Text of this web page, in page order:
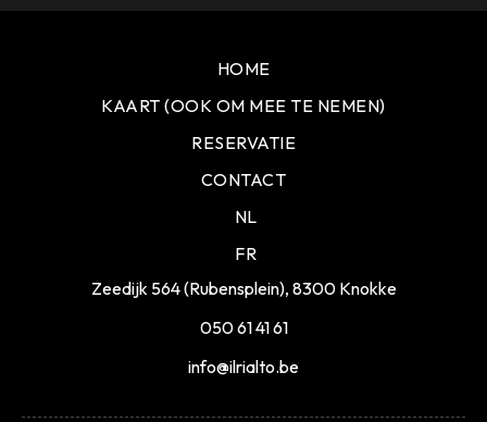
HOME
KAART (OOK OM MEE TE NEMEN)
RESERVATIE
CONTACT
NL
FR
Zeedijk 564 (Rubensplein), 8300 Knokke
050 61 41 61
info@ilrialto.be